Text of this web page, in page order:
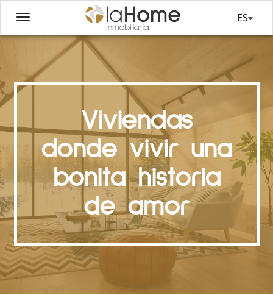
ES
Viviendas
donde vivir una
bonita historia
de amor